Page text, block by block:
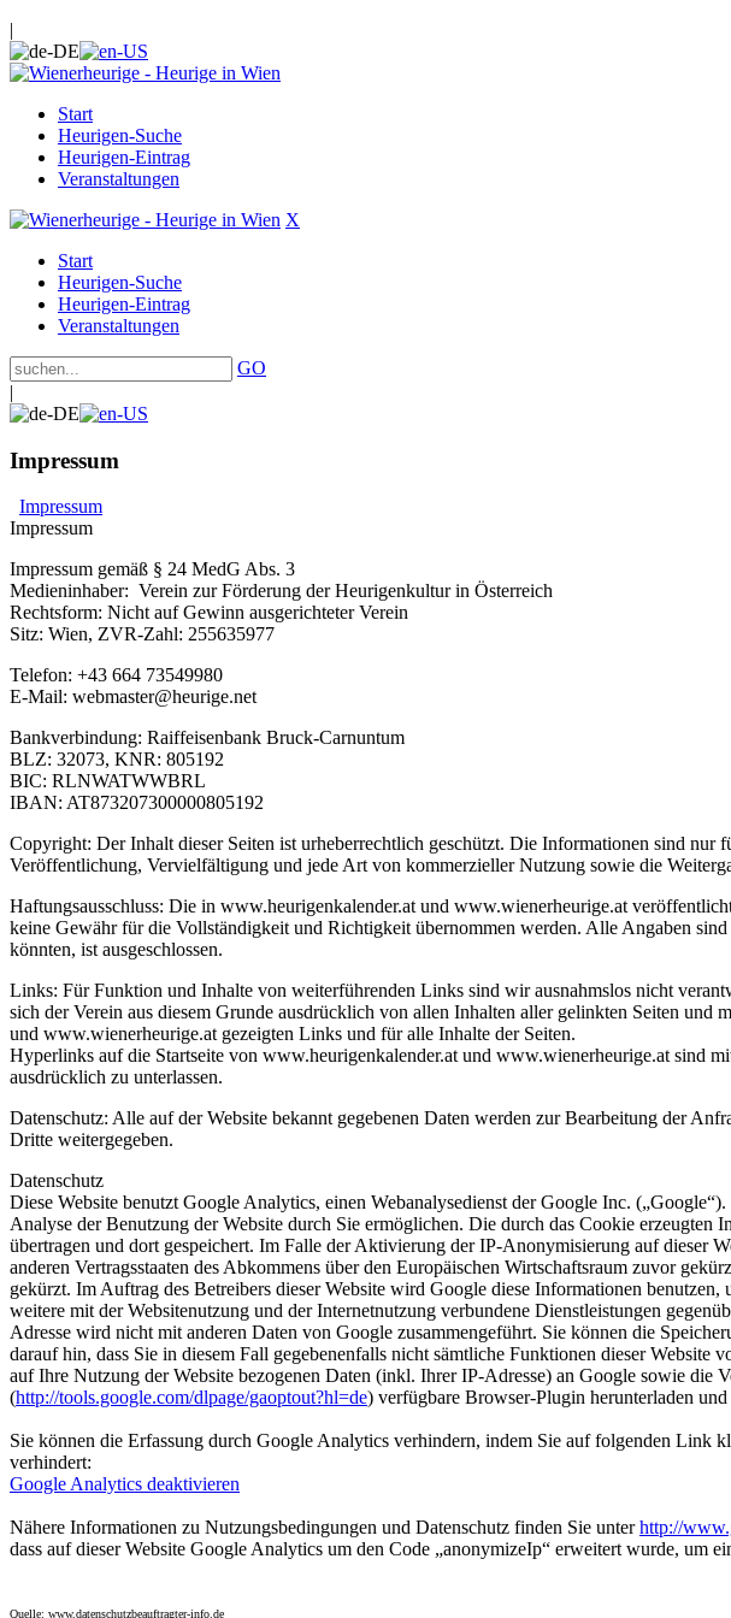
|
Start
Heurigen-Suche
Heurigen-Eintrag
Veranstaltungen
X
Start
Heurigen-Suche
Heurigen-Eintrag
Veranstaltungen
GO
|
Impressum
Impressum
Impressum
Impressum gemäß § 24 MedG Abs. 3
Medieninhaber: Verein zur Förderung der Heurigenkultur in Österreich
Rechtsform: Nicht auf Gewinn ausgerichteter Verein
Sitz: Wien, ZVR-Zahl: 255635977
Telefon: +43 664 73549980
E-Mail: webmaster@heurige.net
Bankverbindung: Raiffeisenbank Bruck-Carnuntum
BLZ: 32073, KNR: 805192
BIC: RLNWATWWBRL
IBAN: AT873207300000805192
Copyright: Der Inhalt dieser Seiten ist urheberrechtlich geschützt. Die Informationen sind nur
Veröffentlichung, Vervielfältigung und jede Art von kommerzieller Nutzung sowie die
Haftungsausschluss: Die in www.heurigenkalender.at und www.wienerheurige.at
keine Gewähr für die Vollständigkeit und Richtigkeit übernommen werden. Alle Angaben
könnten, ist ausgeschlossen.
Links: Für Funktion und Inhalte von weiterführenden Links sind wir ausnahmslos nicht
sich der Verein aus diesem Grunde ausdrücklich von allen Inhalten aller gelinkten Seiten
und www.wienerheurige.at gezeigten Links und für alle Inhalte der Seiten.
Hyperlinks auf die Startseite von www.heurigenkalender.at und www.wienerheurige.at sind
ausdrücklich zu unterlassen.
Datenschutz: Alle auf der Website bekannt gegebenen Daten werden zur Bearbeitung der
Dritte weitergegeben.
Datenschutz
Diese Website benutzt Google Analytics, einen Webanalysedienst der Google Inc.
Analyse der Benutzung der Website durch Sie ermöglichen. Die durch das Cookie
übertragen und dort gespeichert. Im Falle der Aktivierung der IP-Anonymisierung auf dieser
anderen Vertragsstaaten des Abkommens über den Europäischen Wirtschaftsraum zuvor
gekürzt. Im Auftrag des Betreibers dieser Website wird Google diese Informationen
weitere mit der Websitenutzung und der Internetnutzung verbundene Dienstleistungen
Adresse wird nicht mit anderen Daten von Google zusammengeführt. Sie können die
darauf hin, dass Sie in diesem Fall gegebenenfalls nicht sämtliche Funktionen dieser
auf Ihre Nutzung der Website bezogenen Daten (inkl. Ihrer IP-Adresse) an Google sowie
(http://tools.google.com/dlpage/gaoptout?hl=de) verfügbare Browser-Plugin herunterladen
Sie können die Erfassung durch Google Analytics verhindern, indem Sie auf folgenden Link
verhindert:
Google Analytics deaktivieren
Nähere Informationen zu Nutzungsbedingungen und Datenschutz finden Sie unterhttp://
dass auf dieser Website Google Analytics um den Code „anonymizeIp“ erweitert wurde, um
Quelle: www.datenschutzbeauftragter-info.de